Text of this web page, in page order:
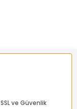
SSL ve Güvenlik